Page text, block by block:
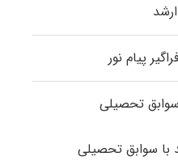
پیام نور
تحصیلی
با سوابق تحصیلی